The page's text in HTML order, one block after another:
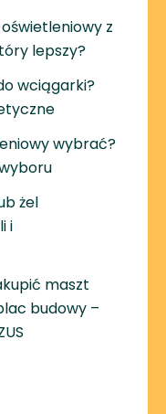
z
lepszy?
wciągarki?
wybrać?
żel
i
maszt
budowy –